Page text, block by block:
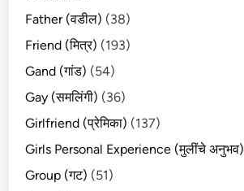
Father (वडील) (38)
Friend (मित्र) (193)
Gand (गांड) (54)
Gay (समलिंगी) (36)
Girlfriend (प्रेमिका) (137)
Girls Personal Experience (मुलींचे अनुभव)
Group (गट) (51)